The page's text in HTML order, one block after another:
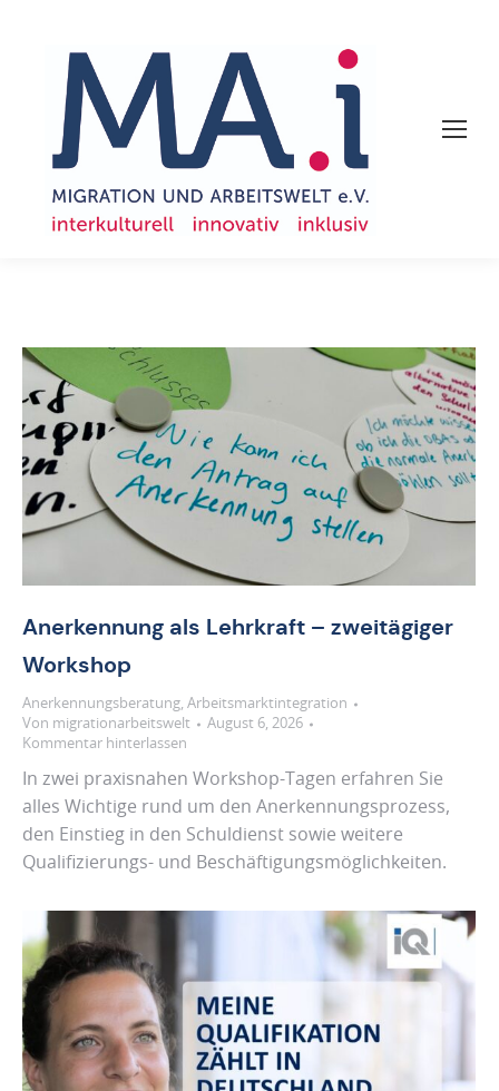
Anerkennung als Lehrkraft – zweitägiger
Workshop
Anerkennungsberatung, Arbeitsmarktintegration
Von migrationarbeitswelt
August 6, 2026
Kommentar hinterlassen
In zwei praxisnahen Workshop-Tagen erfahren Sie
alles Wichtige rund um den Anerkennungsprozess,
den Einstieg in den Schuldienst sowie weitere
Qualifizierungs- und Beschäftigungsmöglichkeiten.